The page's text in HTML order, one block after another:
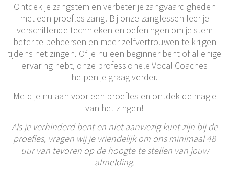
Ontdek je zangstem en verbeter je zangvaardigheden
met een proefles zang! Bij onze zanglessen leer je
verschillende technieken en oefeningen om je stem
beter te beheersen en meer zelfvertrouwen te krijgen
tijdens het zingen. Of je nu een beginner bent of al enige
ervaring hebt, onze professionele Vocal Coaches
helpen je graag verder.
Meld je nu aan voor een proefles en ontdek de magie
van het zingen!
Als je verhinderd bent en niet aanwezig kunt zijn bij de
proefles, vragen wij je vriendelijk om ons minimaal 48
uur van tevoren op de hoogte te stellen van jouw
afmelding.